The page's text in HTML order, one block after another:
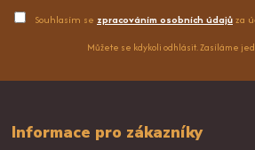
Souhlasím se zpracováním osobních údajůza
Můžete se kdykoli odhlásit. Zasíláme
Informace pro zákazníky